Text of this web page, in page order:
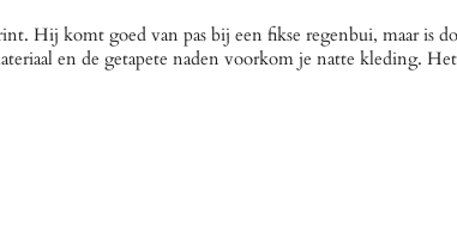
Hij komt goed van pas bij een fikse regenbui, maar is
en de getapete naden voorkom je natte kleding.